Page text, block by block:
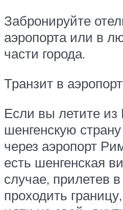
Забронируйте
аэропорта или в
части города.
Транзит в
Если вы летите из
шенгенскую
через аэропорт
есть шенгенская
случае, прилетев
проходить